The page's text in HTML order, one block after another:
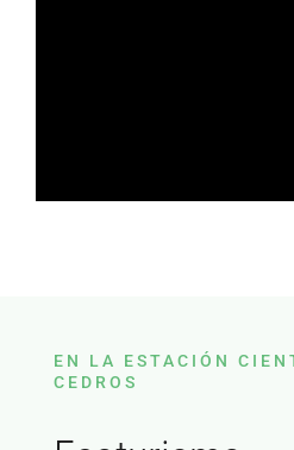
EN LA ESTACIÓN
CEDROS